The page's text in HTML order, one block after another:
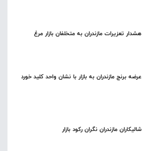
هشدار تعزیرات مازندران به متخلفان بازار مرغ
عرضه برنج مازندران به بازار با نشان واحد کلید خورد
شالیکاران مازندران نگران رکود بازار